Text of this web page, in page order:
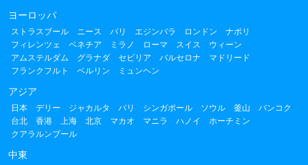
ヨーロッパ
ストラスブール ニース パリ エジンバラ ロンドン
ナポリ
フィレンツェ
ベネチア ミラノ ローマ スイス
ウィーン
アムステルダム
グラナダ セビリア バルセロナ
マドリード
フランクフルト
ベルリン ミュンヘン
アジア
日本 デリー ジャカルタ バリ シンガポール ソウル 釜山
バンコク
台北
香港 上海 北京 マカオ マニラ ハノイ
ホーチミン
クアラルンプール
中東